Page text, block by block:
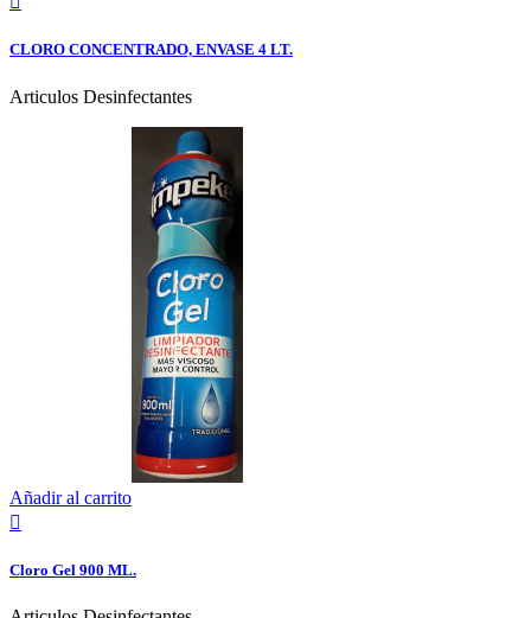
CLORO CONCENTRADO, ENVASE 4 LT.
Articulos Desinfectantes
Añadir al carrito

Cloro Gel 900 ML.